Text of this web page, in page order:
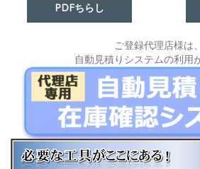
PDFちらし
ご登録代理店様は、
自動見積りシステムの利用